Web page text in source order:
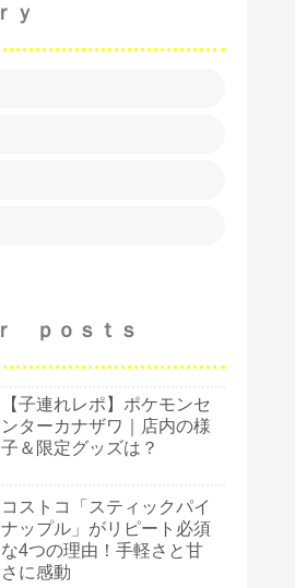
ｙ
ｐｏｓｔｓ
【子連れレポ】ポケモンセ
ンターカナザワ｜店内の様
子＆限定グッズは？
コストコ「スティックパイ
ナップル」がリピート必須
な4つの理由！手軽さと甘
さに感動